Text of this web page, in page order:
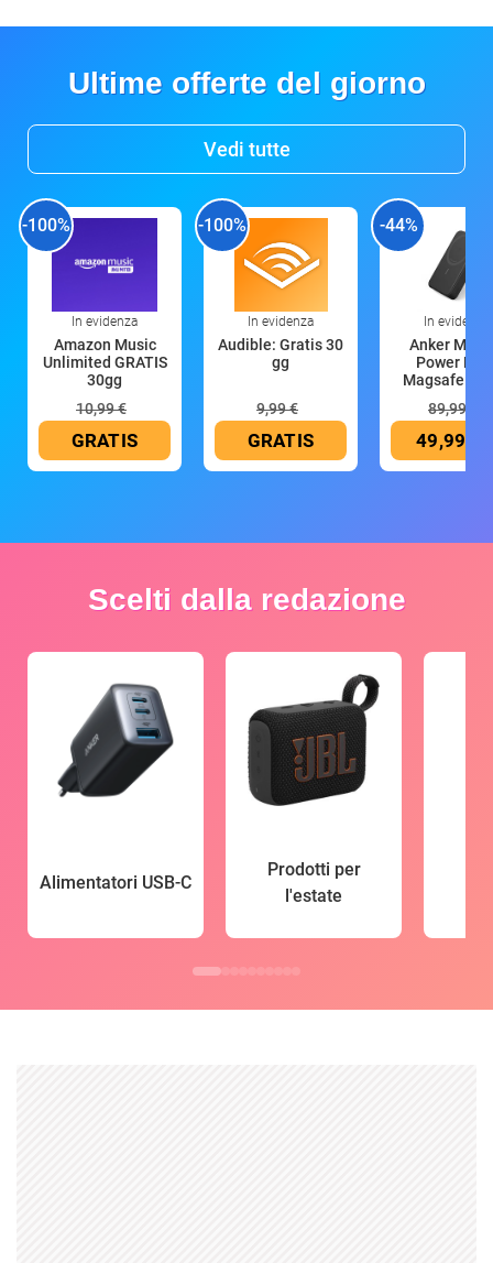
Ultime offerte del giorno
Vedi tutte
-100%
In evidenza
Amazon Music
Unlimited GRATIS
30gg
10,99 €
GRATIS
-100%
In evidenza
Audible: Gratis 30
gg
9,99 €
GRATIS
-44%
In evidenza
Anker
Power
Magsafe
89,99 €
49,99 €
Scelti dalla redazione
Alimentatori USB-C
Prodotti per
l'estate